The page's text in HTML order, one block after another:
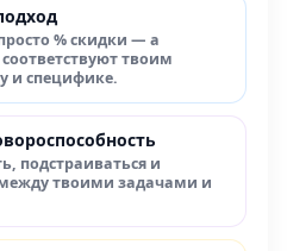
% скидки — а
твоим
и специфике.
подстраиваться и
твоими задачами и